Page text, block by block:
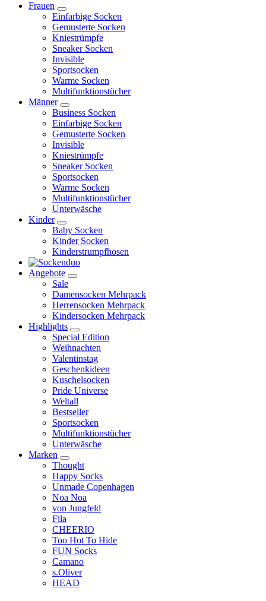
Frauen
Einfarbige Socken
Gemusterte Socken
Kniestrümpfe
Sneaker Socken
Invisible
Sportsocken
Warme Socken
Multifunktionstücher
Männer
Business Socken
Einfarbige Socken
Gemusterte Socken
Invisible
Kniestrümpfe
Sneaker Socken
Sportsocken
Warme Socken
Multifunktionstücher
Unterwäsche
Kinder
Baby Socken
Kinder Socken
Kinderstrumpfhosen
Angebote
Sale
Damensocken Mehrpack
Herrensocken Mehrpack
Kindersocken Mehrpack
Highlights
Special Edition
Weihnachten
Valentinstag
Geschenkideen
Kuschelsocken
Pride Universe
Weltall
Bestseller
Sportsocken
Multifunktionstücher
Unterwäsche
Marken
Thought
Happy Socks
Unmade Copenhagen
Noa Noa
von Jungfeld
Fila
CHEERIO
Too Hot To Hide
FUN Socks
Camano
s.Oliver
HEAD